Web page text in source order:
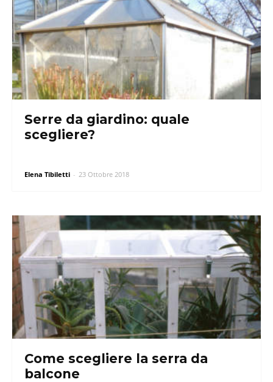
Serre da giardino: quale
scegliere?
Elena Tibiletti - 23 Ottobre 2018
Come scegliere la serra da
balcone